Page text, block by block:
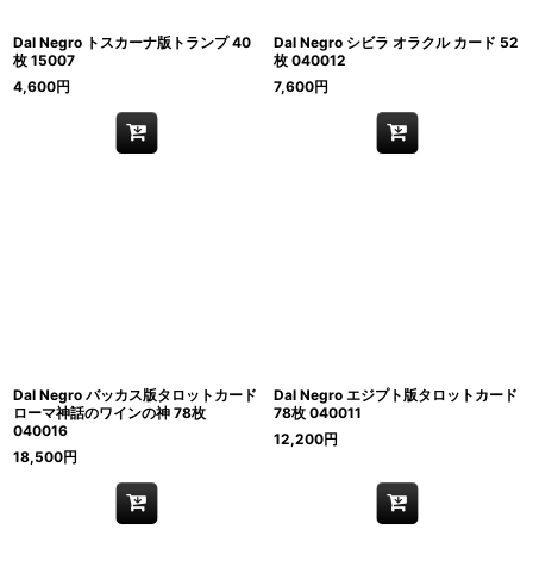
Dal Negro トスカーナ版トランプ 40
枚 15007
4,600円
Dal Negro シビラ オラクル カード 52
枚 040012
7,600円
Dal Negro バッカス版タロットカード
ローマ神話のワインの神 78枚
040016
18,500円
Dal Negro エジプト版タロットカード
78枚 040011
12,200円